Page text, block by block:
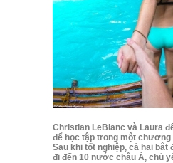
Christian LeBlanc và Laura
để học tập trong một
Sau khi tốt nghiệp, cả hai bắt
đi đến 10 nước châu Á, chủ